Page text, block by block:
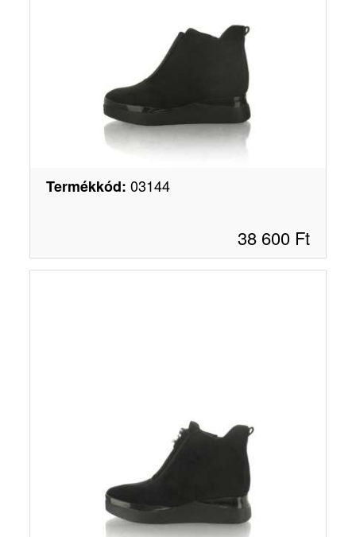
Termékkód: 03144
38 600 Ft